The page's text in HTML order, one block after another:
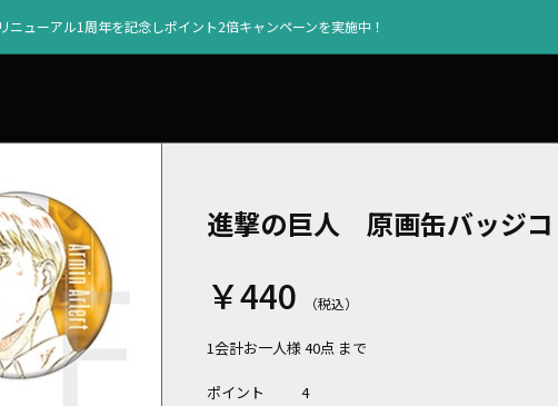
ニューアル1周年を記念しポイント2倍キャンペーンを実施中！
進撃の巨人 原画缶バッジ
￥440
1会計お一人様 40点 まで
ポイント
4